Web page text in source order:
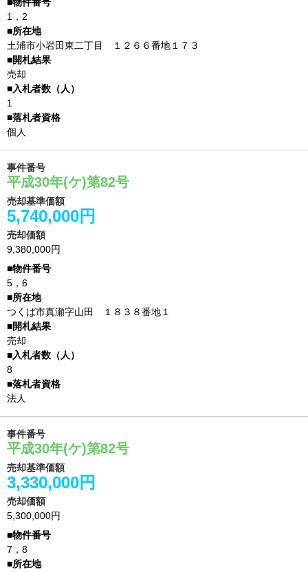
1，2
土浦市小岩田東二丁目 １２６６番地１７３
売却
1
個人
事件番号
平成30年(ケ)第82号
売却基準価額
5,740,000円
売却価額
9,380,000円
5，6
つくば市真瀬字山田 １８３８番地１
売却
8
法人
事件番号
平成30年(ケ)第82号
売却基準価額
3,330,000円
売却価額
5,300,000円
7，8